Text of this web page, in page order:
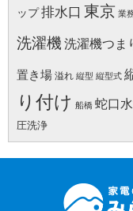
ップ排水口 東京 業
洗濯機 洗濯機つま
置き場 溢れ 縦型 縦型式
り付け 船橋 蛇口
圧洗浄